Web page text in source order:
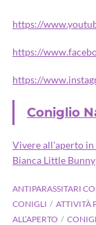
https://
https://
https://
Coniglio
Vivere all’aperto
Bianca Little Bunny
ANTIPARASSITARI
CONIGLI
ATTIVITÀ
ALL’APERTO